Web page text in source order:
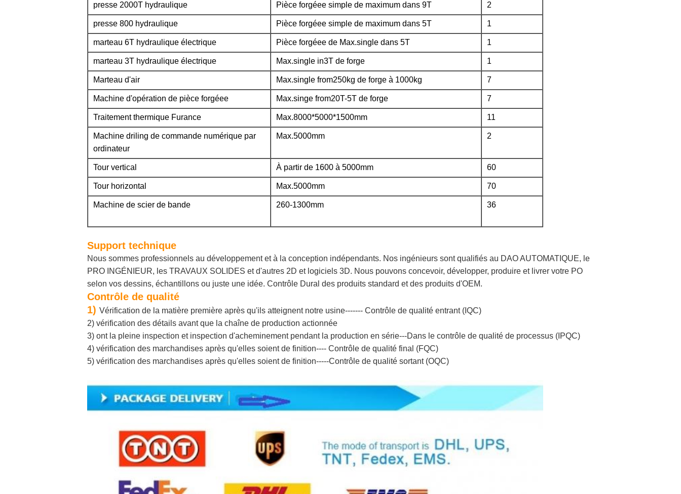
presse 2000T hydraulique Pièce forgéee simple de maximum dans 9T 2
presse 800 hydraulique Pièce forgéee simple de maximum dans 5T 1
marteau 6T hydraulique électrique Pièce forgéee de Max.single dans 5T 1
marteau 3T hydraulique électrique Max.single in3T de forge 1
Marteau d'air Max.single from250kg de forge à 1000kg 7
Machine d'opération de pièce forgéee Max.singe from20T-5T de forge 7
Traitement thermique Furance Max.8000*5000*1500mm 11
Machine driling de commande numérique par
ordinateur
Max.5000mm 2
Tour vertical À partir de 1600 à 5000mm 60
Tour horizontal Max.5000mm 70
Machine de scier de bande 260-1300mm 36
Support technique
Nous sommes professionnels au développement et à la conception indépendants. Nos ingénieurs sont qualifiés au DAO AUTOMATIQUE, le
PRO INGÉNIEUR, les TRAVAUX SOLIDES et d'autres 2D et logiciels 3D. Nous pouvons concevoir, développer, produire et livrer votre PO
selon vos dessins, échantillons ou juste une idée. Contrôle Dural des produits standard et des produits d'OEM.
Contrôle de qualité
1) Vérification de la matière première après qu'ils atteignent notre usine------- Contrôle de qualité entrant (IQC)
2) vérification des détails avant que la chaîne de production actionnée
3) ont la pleine inspection et inspection d'acheminement pendant la production en série---Dans le contrôle de qualité de processus (IPQC)
4) vérification des marchandises après qu'elles soient de finition---- Contrôle de qualité final (FQC)
5) vérification des marchandises après qu'elles soient de finition-----Contrôle de qualité sortant (OQC)